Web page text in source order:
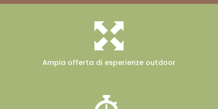
Ampia offerta di esperienze outdoor